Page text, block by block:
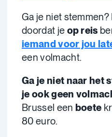
Ga je niet
doordat je op reis
iemand voor jou
een volmacht.
Ga je niet naar het
je ook geen
Brussel een boete
80 euro.